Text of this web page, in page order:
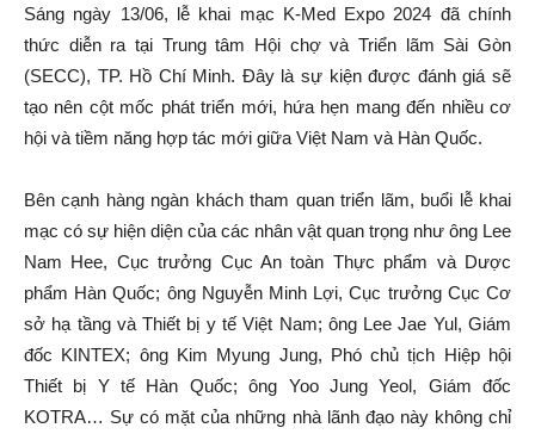
Sáng ngày 13/06, lễ khai mạc K-Med Expo 2024 đã chính
thức diễn ra tại Trung tâm Hội chợ và Triển lãm Sài Gòn
(SECC), TP. Hồ Chí Minh. Đây là sự kiện được đánh giá sẽ
tạo nên cột mốc phát triển mới, hứa hẹn mang đến nhiều cơ
hội và tiềm năng hợp tác mới giữa Việt Nam và Hàn Quốc.
Bên cạnh hàng ngàn khách tham quan triển lãm, buổi lễ khai
mạc có sự hiện diện của các nhân vật quan trọng như ông Lee
Nam Hee, Cục trưởng Cục An toàn Thực phẩm và Dược
phẩm Hàn Quốc; ông Nguyễn Minh Lợi, Cục trưởng Cục Cơ
sở hạ tầng và Thiết bị y tế Việt Nam; ông Lee Jae Yul, Giám
đốc KINTEX; ông Kim Myung Jung, Phó chủ tịch Hiệp hội
Thiết bị Y tế Hàn Quốc; ông Yoo Jung Yeol, Giám đốc
KOTRA… Sự có mặt của những nhà lãnh đạo này không chỉ